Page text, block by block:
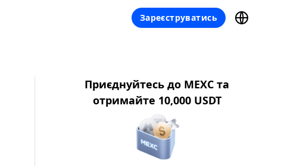
Зареєструватись
Приєднуйтесь до MEXC та
отримайте 10,000 USDT